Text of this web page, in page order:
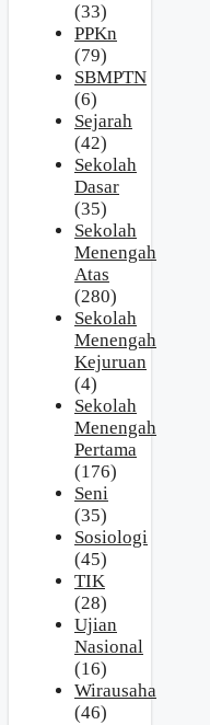
(33)
PPKn
(79)
SBMPTN
(6)
Sejarah
(42)
Sekolah
Dasar
(35)
Sekolah
Menengah
Atas
(280)
Sekolah
Menengah
Kejuruan
(4)
Sekolah
Menengah
Pertama
(176)
Seni
(35)
Sosiologi
(45)
TIK
(28)
Ujian
Nasional
(16)
Wirausaha
(46)